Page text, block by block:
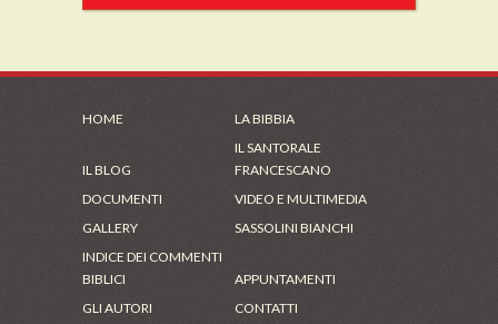
HOME LA BIBBIA
IL BLOG
IL SANTORALE
FRANCESCANO
DOCUMENTI
VIDEO E MULTIMEDIA
GALLERY
SASSOLINI BIANCHI
INDICE DEI COMMENTI
BIBLICI
APPUNTAMENTI
GLI AUTORI
CONTATTI